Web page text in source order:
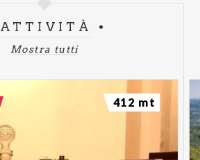
ATTIVITÀ
Mostra tutti
412 mt